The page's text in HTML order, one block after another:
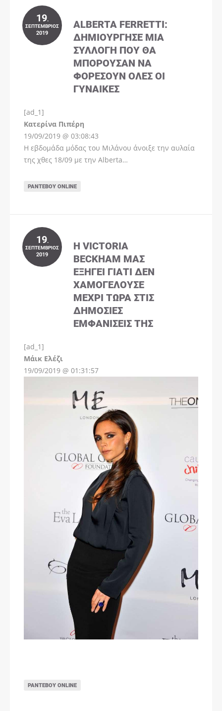
19.
ΣΕΠΤΈΜΒΡΙΟΣ
2019
ALBERTA FERRETTI:
ΔΗΜΙΟΎΡΓΗΣΕ ΜΊΑ
ΣΥΛΛΟΓΉ ΠΟΥ ΘΑ
ΜΠΟΡΟΎΣΑΝ ΝΑ
ΦΟΡΈΣΟΥΝ ΌΛΕΣ ΟΙ
ΓΥΝΑΊΚΕΣ
[ad_1]
Kατερίνα Πιπέρη
19/09/2019 @ 03:08:43
Η εβδομάδα μόδας του Μιλάνου άνοιξε την αυλαία
της χθες 18/09 με την Alberta…
ΡΑΝΤΕΒΟΎ ONLINE
19.
ΣΕΠΤΈΜΒΡΙΟΣ
2019
Η VICTORIA
BECKHAM ΜΑΣ
ΕΞΗΓΕΊ ΓΙΑΤΊ ΔΕΝ
ΧΑΜΟΓΕΛΟΎΣΕ
ΜΈΧΡΙ ΤΏΡΑ ΣΤΙΣ
ΔΗΜΌΣΙΕΣ
ΕΜΦΑΝΊΣΕΙΣ ΤΗΣ
[ad_1]
Μάικ Ελέζι
19/09/2019 @ 01:31:57
ΡΑΝΤΕΒΟΎ ONLINE